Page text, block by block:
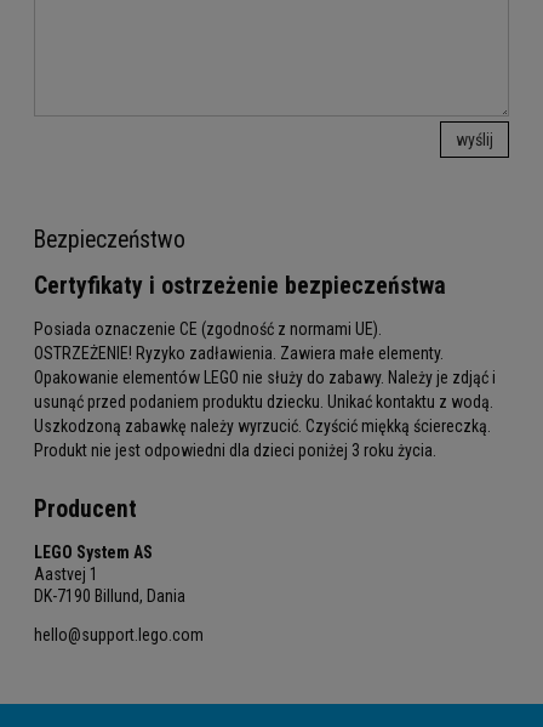
wyślij
Bezpieczeństwo
Certyfikaty i ostrzeżenie bezpieczeństwa
Posiada oznaczenie CE (zgodność z normami UE).
OSTRZEŻENIE! Ryzyko zadławienia. Zawiera małe elementy.
Opakowanie elementów LEGO nie służy do zabawy. Należy je zdjąć i
usunąć przed podaniem produktu dziecku. Unikać kontaktu z wodą.
Uszkodzoną zabawkę należy wyrzucić. Czyścić miękką ściereczką.
Produkt nie jest odpowiedni dla dzieci poniżej 3 roku życia.
Producent
LEGO System AS
Aastvej 1
DK-7190 Billund, Dania
hello@support.lego.com